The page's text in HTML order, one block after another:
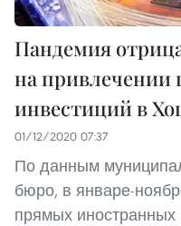
Пандемия
на
инвестиций в
01/12/2020 07:37
По данным
бюро, в январе-
прямых